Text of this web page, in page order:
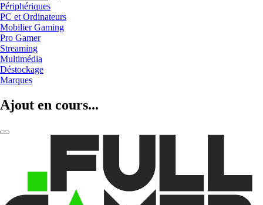
Périphériques
PC et Ordinateurs
Mobilier Gaming
Pro Gamer
Streaming
Multimédia
Déstockage
Marques
Ajout en cours...